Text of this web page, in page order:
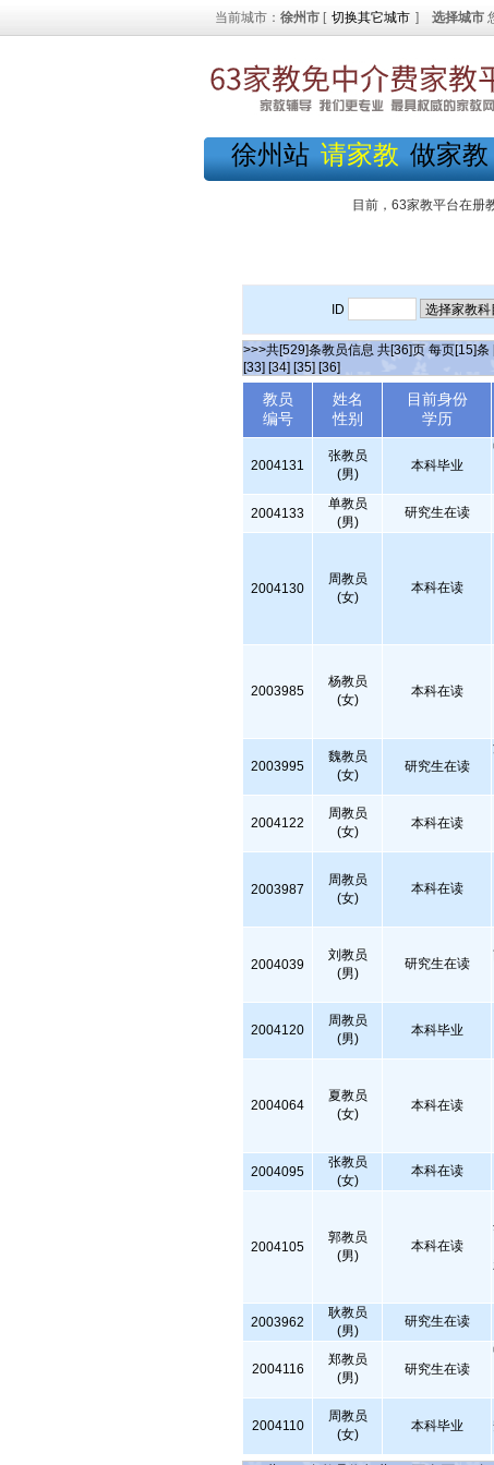
当前城市： 徐州市 [ 切换其它城市 ] 选择城市
徐州站 请家教 做家教
目前，63家教平台在册
ID
>>>共[529]条教员信息 共[36]页 每页[15]条
[33] [34] [35] [36]
教员
编号
姓名
性别
目前身份
学历
2004131
张教员
(男)
本科毕业
2004133
单教员
(男)
研究生在读
2004130
周教员
(女)
本科在读
2003985
杨教员
(女)
本科在读
2003995
魏教员
(女)
研究生在读
2004122
周教员
(女)
本科在读
2003987
周教员
(女)
本科在读
2004039
刘教员
(男)
研究生在读
2004120
周教员
(男)
本科毕业
2004064
夏教员
(女)
本科在读
2004095
张教员
(女)
本科在读
2004105
郭教员
(男)
本科在读
2003962
耿教员
(男)
研究生在读
2004116
郑教员
(男)
研究生在读
2004110
周教员
(女)
本科毕业